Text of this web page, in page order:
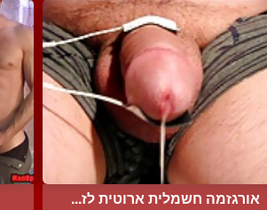
אורגזמה חשמלית ארוטית לז...